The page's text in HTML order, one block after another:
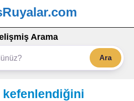
Arama
Ara
kefenlendiğini